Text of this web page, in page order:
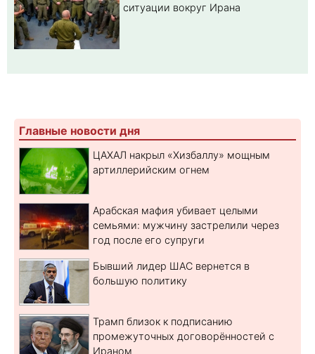
ситуации вокруг Ирана
Главные новости дня
ЦАХАЛ накрыл «Хизбаллу» мощным
артиллерийским огнем
Арабская мафия убивает целыми
семьями: мужчину застрелили через
год после его супруги
Бывший лидер ШАС вернется в
большую политику
Трамп близок к подписанию
промежуточных договорённостей с
Ираном